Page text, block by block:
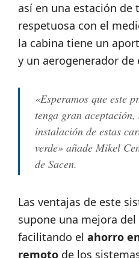
así en una estación de
respetuosa con el
la cabina tiene un
y un aerogenerador de
«Esperamos que este
tenga gran
instalación de estas
verde» añade Mikel
de Sacen.
Las ventajas de este
supone una mejora
facilitando el ahorro
remoto de los